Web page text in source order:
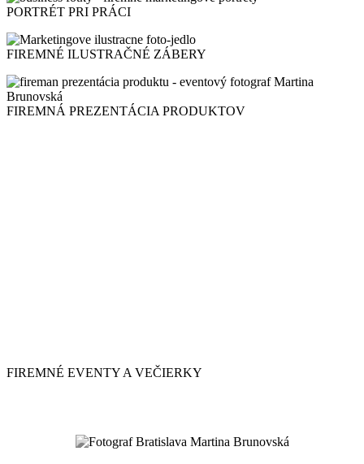
PORTRÉT PRI PRÁCI
FIREMNÉ ILUSTRAČNÉ ZÁBERY
FIREMNÁ PREZENTÁCIA PRODUKTOV
FIREMNÉ EVENTY A VEČIERKY